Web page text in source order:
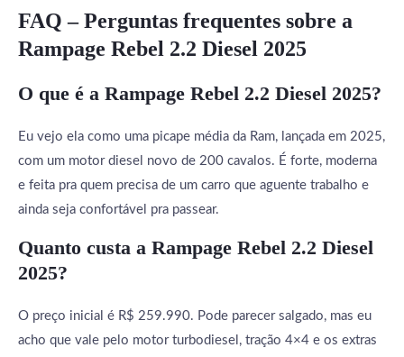
FAQ – Perguntas frequentes sobre a
Rampage Rebel 2.2 Diesel 2025
O que é a Rampage Rebel 2.2 Diesel 2025?
Eu vejo ela como uma picape média da Ram, lançada em 2025,
com um motor diesel novo de 200 cavalos. É forte, moderna
e feita pra quem precisa de um carro que aguente trabalho e
ainda seja confortável pra passear.
Quanto custa a Rampage Rebel 2.2 Diesel
2025?
O preço inicial é R$ 259.990. Pode parecer salgado, mas eu
acho que vale pelo motor turbodiesel, tração 4×4 e os extras